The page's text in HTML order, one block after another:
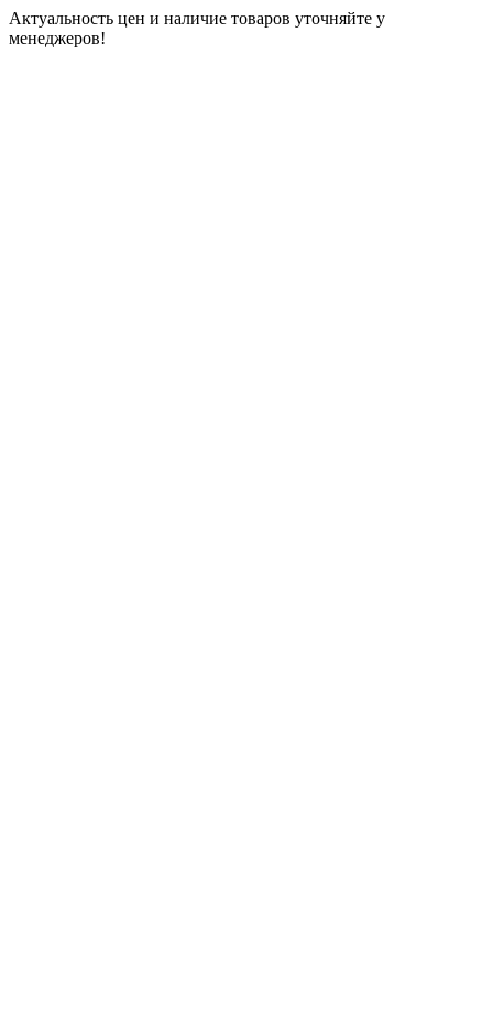
Актуальность цен и наличие товаров уточняйте у
менеджеров!